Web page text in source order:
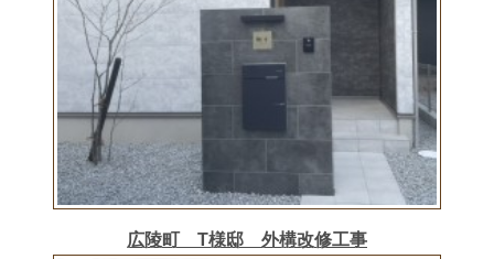
広陵町 T様邸 外構改修工事